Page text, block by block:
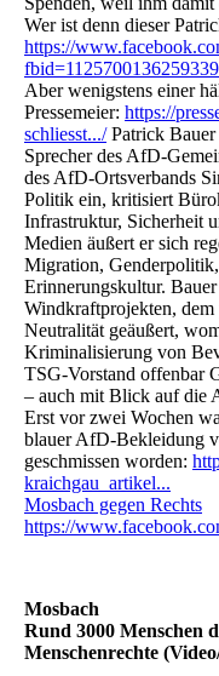
Wer ist denn dieser
https://
Aber wenigstens einer
Pressemeier: https://
schliesst.../Patrick
Sprecher des AfD-
des AfD-Ortsverbands
Politik ein, kritisiert
Infrastruktur, Sicherheit
Medien äußert er sich
Migration,
Erinnerungskultur.
Windkraftprojekten,
Neutralität geäußert,
Kriminalisierung von
TSG-Vorstand offenbar
– auch mit Blick auf die
Erst vor zwei Wochen
blauer AfD-Bekleidung
geschmissen worden:
kraichgau_artikel...
Mosbach gegen Rechts
https://
Mosbach
Rund 3000 Menschen
Menschenrechte